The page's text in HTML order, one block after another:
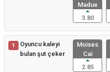
Madue
3.80
1
Oyuncu kaleyi
bulan şut çeker
Moises
Cai
2.85